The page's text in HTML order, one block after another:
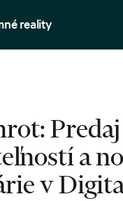
reality
Predaj
a
v